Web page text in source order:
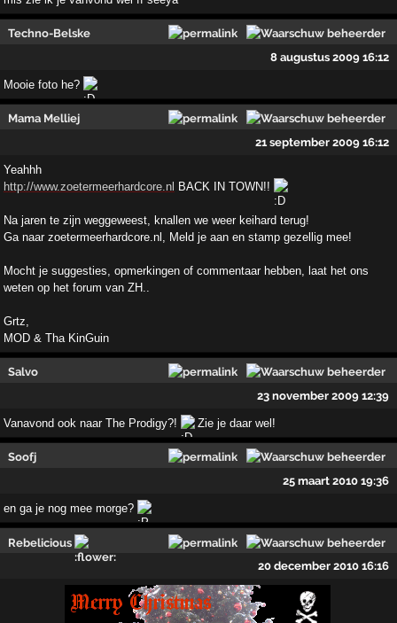
Techno-Belske
8 augustus 2009 16:12
Mooie foto he?
Mama Melliej
21 september 2009 16:12
Yeahhh
http://www.zoetermeerhardcore.nl BACK IN TOWN!!
Na jaren te zijn weggeweest, knallen we weer keihard terug!
Ga naar zoetermeerhardcore.nl, Meld je aan en stamp gezellig mee!
Mocht je suggesties, opmerkingen of commentaar hebben, laat het ons
weten op het forum van ZH..
Grtz,
MOD & Tha KinGuin
Salvo
23 november 2009 12:39
Vanavond ook naar The Prodigy?! Zie je daar wel!
Soofj
25 maart 2010 19:36
en ga je nog mee morge?
Rebelicious
20 december 2010 16:16